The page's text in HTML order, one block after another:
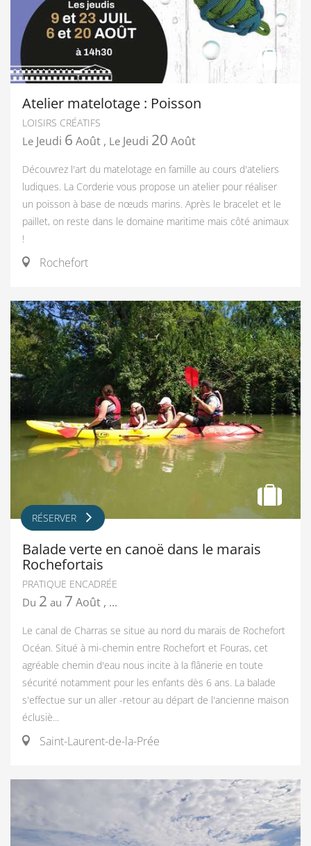
Atelier matelotage : Poisson
LOISIRS CRÉATIFS
Le Jeudi 6 Août , Le Jeudi 20 Août
Découvrez l'art du matelotage en famille au cours d'ateliers
ludiques. La Corderie vous propose un atelier pour réaliser
un poisson à base de nœuds marins. Après le bracelet et le
paillet, on reste dans le domaine maritime mais côté animaux
!
Rochefort
RÉSERVER
Balade verte en canoë dans le marais
Rochefortais
PRATIQUE ENCADRÉE
Du 2 au 7 Août , ...
Le canal de Charras se situe au nord du marais de Rochefort
Océan. Situé à mi-chemin entre Rochefort et Fouras, cet
agréable chemin d'eau nous incite à la flânerie en toute
sécurité notamment pour les enfants dès 6 ans. La balade
s'effectue sur un aller -retour au départ de l'ancienne maison
éclusiè...
Saint-Laurent-de-la-Prée